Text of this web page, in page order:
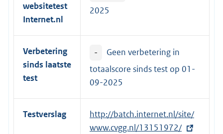
websitetest
Internet.nl
2025
Verbetering
sinds laatste
test
-
Geen verbetering in
totaalscore sinds test op 01-
09-2025
Testverslag
E
x
http://batch.internet.nl/site/
www.cvgg.nl/13151972/